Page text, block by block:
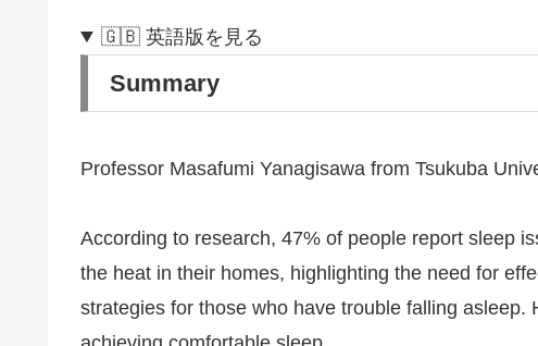
🇬🇧 英語版を見る
Summary
Professor Masafumi Yanagisawa from Tsukuba
According to research, 47% of people report sleep
the heat in their homes, highlighting the need for
strategies for those who have trouble falling